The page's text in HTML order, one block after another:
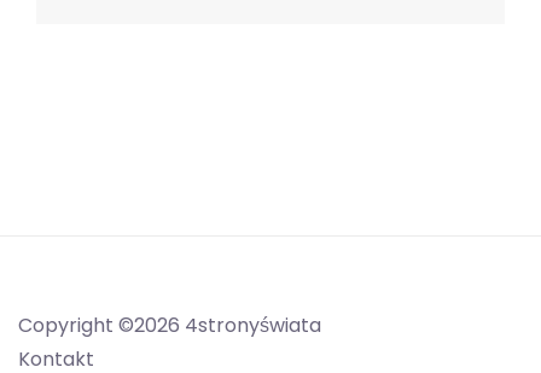
Copyright ©2026 4stronyświata
Kontakt